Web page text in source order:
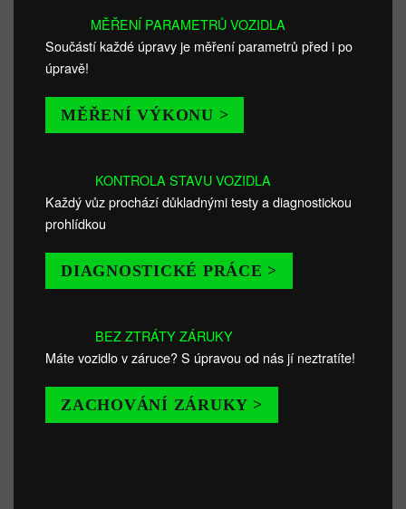
MĚŘENÍ PARAMETRŮ VOZIDLA
Součástí každé úpravy je měření parametrů před i po
úpravě!
MĚŘENÍ VÝKONU >
KONTROLA STAVU VOZIDLA
Každý vůz prochází důkladnými testy a diagnostickou
prohlídkou
DIAGNOSTICKÉ PRÁCE >
BEZ ZTRÁTY ZÁRUKY
Máte vozidlo v záruce? S úpravou od nás jí neztratíte!
ZACHOVÁNÍ ZÁRUKY >